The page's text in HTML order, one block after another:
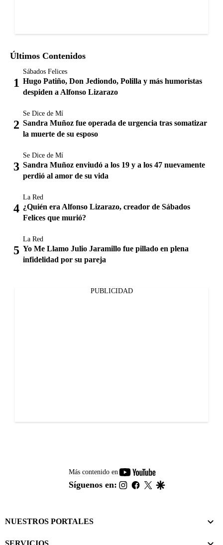
Últimos Contenidos
Sábados Felices
Hugo Patiño, Don Jediondo, Polilla y más humoristas
despiden a Alfonso Lizarazo
Se Dice de Mí
Sandra Muñoz fue operada de urgencia tras somatizar
la muerte de su esposo
Se Dice de Mí
Sandra Muñoz enviudó a los 19 y a los 47 nuevamente
perdió al amor de su vida
La Red
¿Quién era Alfonso Lizarazo, creador de Sábados
Felices que murió?
La Red
Yo Me Llamo Julio Jaramillo fue pillado en plena
infidelidad por su pareja
PUBLICIDAD
Más contenido en
youtube-
footer
Síguenos en: instagram
facebook
twitter
NUESTROS PORTALES
SERVICIOS